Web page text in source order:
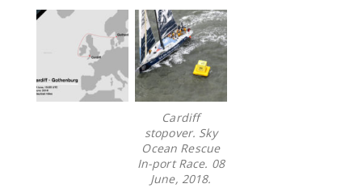
Cardiff
stopover. Sky
Ocean Rescue
In-port Race. 08
June, 2018.